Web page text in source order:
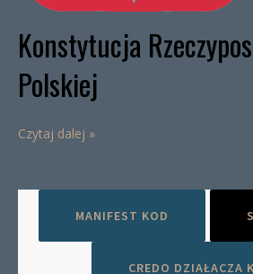
Konstytucja
Polskiej
Czytaj dalej »
MANIFEST KOD
CREDO DZIAŁACZA